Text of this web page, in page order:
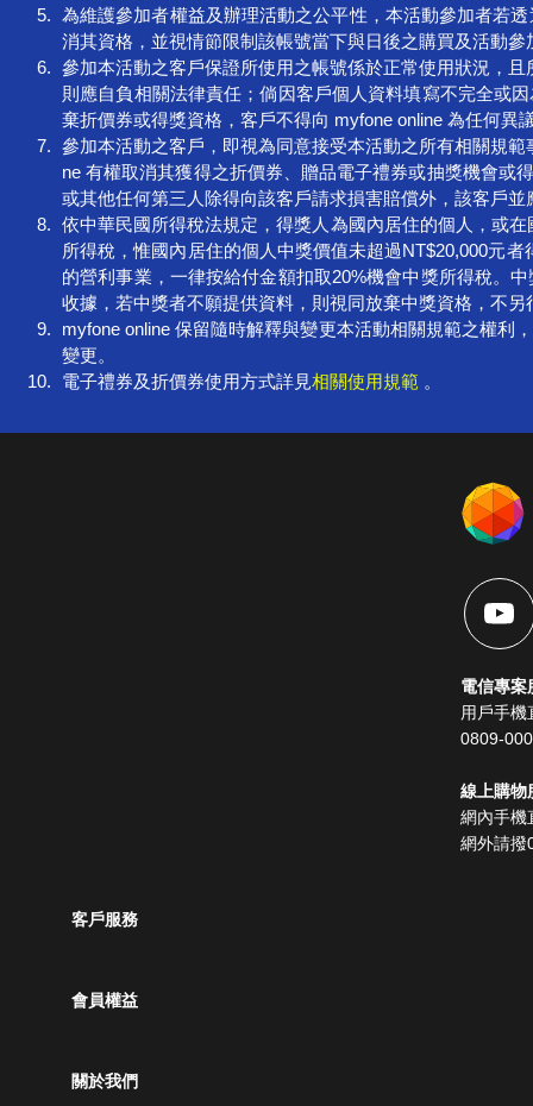
為維護參加者權益及辦理活動之公平性，本活動參加者若
消其資格，並視情節限制該帳號當下與日後之購買及活動參
參加本活動之客戶保證所使用之帳號係於正常使用狀況，
則應自負相關法律責任；倘因客戶個人資料填寫不完全或
棄折價券或得獎資格，客戶不得向 myfone online 為任何異
參加本活動之客戶，即視為同意接受本活動之所有相關規
ne 有權取消其獲得之折價券、贈品電子禮券或抽獎機會或
或其他任何第三人除得向該客戶請求損害賠償外，該客戶
依中華民國所得稅法規定，得獎人為國內居住的個人，或
所得稅，惟國內居住的個人中獎價值未超過NT$20,000元
的營利事業，一律按給付金額扣取20%機會中獎所得稅。
收據，若中獎者不願提供資料，則視同放棄中獎資格，不
myfone online 保留隨時解釋與變更本活動相關規範之權利
變更。
電子禮券及折價券使用方式詳見相關使用規範 。
電信專案
用戶手
0809-
線上購物
網內手機
網外請撥
客戶服務
會員權益
關於我們